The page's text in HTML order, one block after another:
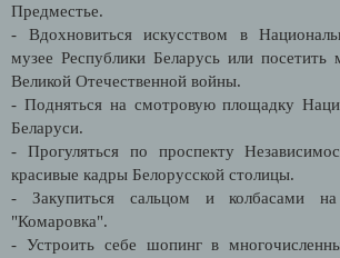
Предместье.
- Вдохновиться искусством в
музее Республики Беларусь или
Великой Отечественной войны.
- Подняться на смотровую площадку
Беларуси.
- Прогуляться по проспекту
красивые кадры Белорусской столицы.
- Закупиться сальцом и колбасами
"Комаровка".
- Устроить себе шопинг в